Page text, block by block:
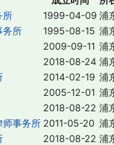
所
1999-04-09 浦
务所
1995-08-15 浦
2009-09-11 浦
2018-08-24 浦
2014-02-19 浦
2005-12-01 浦
2018-08-22 浦
师事务所 2011-05-20 浦
2018-08-22 浦